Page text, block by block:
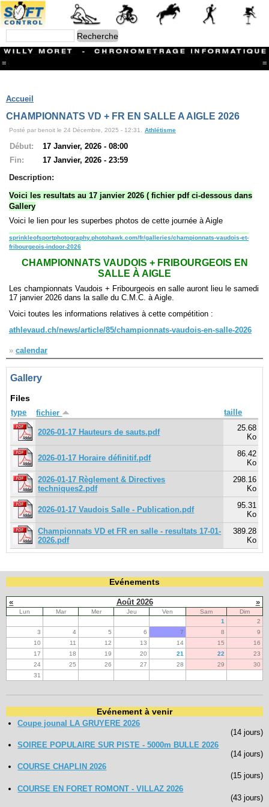
= =
Branches
CONTACT
Ski ALPIN
Triathlon
Ski Nordique
VTT
Slalom In-Line
Caisse à savon
Coupe "Journal La Gruyère"
Marche
Archives
Navigation
recherche
messages récents
Ouverture de session
Créer un nouveau compte
Demander un nouveau mot de passe
Accueil
CHAMPIONNATS VD + FR EN SALLE A AIGLE 2026
Posté par benoit le 24 Décembre, 2025 - 12:31. Athlétisme
Début:
17 Janvier, 2026 - 08:00
Fin:
17 Janvier, 2026 - 23:59
Description:
Voici les resultats au 17 janvier 2026 ( fichier pdf ci-dessous dans
Gallery
Voici le lien pour les superbes photos de cette journée à Aigle
sprinkleofsportphotography.photohawk.com/fr/galleries/championnats-vaudois-et-
fribourgeois-indoor-2026
CHAMPIONNATS VAUDOIS + FRIBOURGEOIS EN
SALLE À AIGLE
Les championnats Vaudois + Fribourgeois en salle auront lieu le samedi
17 janvier 2026 dans la salle du C.M.C. à Aigle.
Voici toutes les informations relatives à cette compétition :
athlevaud.ch/news/article/85/championnats-vaudois-en-salle-2026
» calendar
Gallery
Files
type fichier taille
2026-01-17 Hauteurs de sauts.pdf
25.68
Ko
2026-01-17 Horaire définitif.pdf
86.42
Ko
2026-01-17 Règlement & Directives
techniques2.pdf
298.16
Ko
2026-01-17 Vaudois Salle - Publication.pdf
95.31
Ko
Championnats VD et FR en salle - resultats 17-01-
2026.pdf
389.28
Ko
Evénements
« Août 2026 »
Lun Mar Mer Jeu Ven Sam
Dim
1
2
3
4 5 6 7 8
9
10
11 12 13 14 15
16
17
18 19 20 21 22
23
24
25 26 27 28 29
30
31
Evénement à venir
Coupe jounal LA GRUYERE 2026
(14 jours)
SOIREE POPULAIRE SUR PISTE - 5000m BULLE 2026
(14 jours)
COURSE CHAPLIN 2026
(15 jours)
COURSE EN FORET ROMONT - VILLAZ 2026
(43 jours)